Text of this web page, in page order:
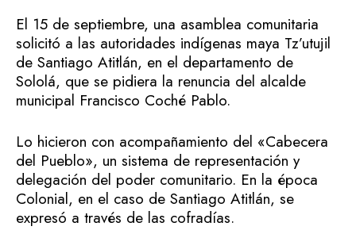
El 15 de septiembre, una asamblea comunitaria
solicitó a las autoridades indígenas maya Tz’utujil
de Santiago Atitlán, en el departamento de
Sololá, que se pidiera la renuncia del alcalde
municipal Francisco Coché Pablo.
Lo hicieron con acompañamiento del «Cabecera
del Pueblo», un sistema de representación y
delegación del poder comunitario. En la época
Colonial, en el caso de Santiago Atitlán, se
expresó a través de las cofradías.